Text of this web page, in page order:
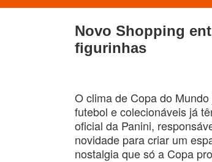
Novo Shopping
figurinhas
O clima de Copa do
futebol e colecionáveis já
oficial da Panini,
novidade para criar um
nostalgia que só a Copa